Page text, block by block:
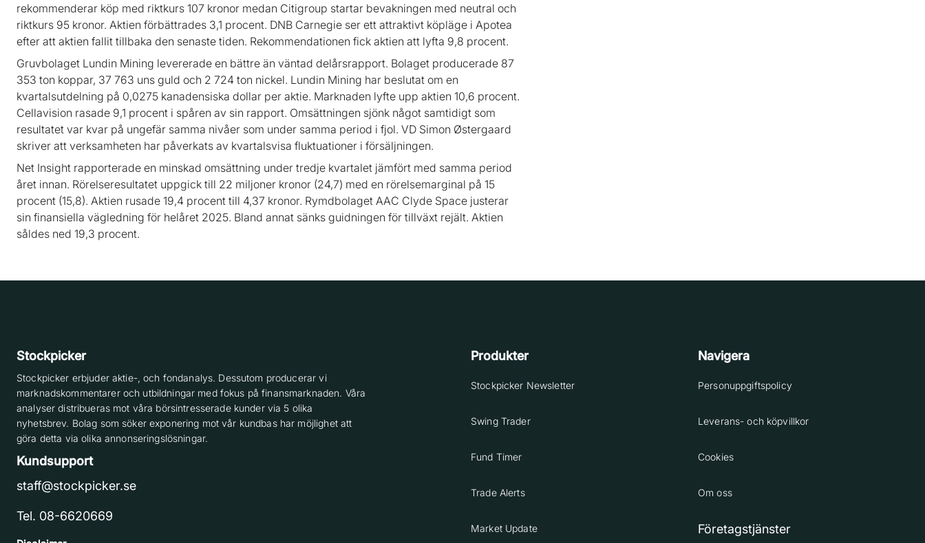
rekommenderar köp med riktkurs 107 kronor medan Citigroup startar bevakningen med neutral och
riktkurs 95 kronor. Aktien förbättrades 3,1 procent. DNB Carnegie ser ett attraktivt köpläge i Apotea
efter att aktien fallit tillbaka den senaste tiden. Rekommendationen fick aktien att lyfta 9,8 procent.
Gruvbolaget Lundin Mining levererade en bättre än väntad delårsrapport. Bolaget producerade 87
353 ton koppar, 37 763 uns guld och 2 724 ton nickel. Lundin Mining har beslutat om en
kvartalsutdelning på 0,0275 kanadensiska dollar per aktie. Marknaden lyfte upp aktien 10,6 procent.
Cellavision rasade 9,1 procent i spåren av sin rapport. Omsättningen sjönk något samtidigt som
resultatet var kvar på ungefär samma nivåer som under samma period i fjol. VD Simon Østergaard
skriver att verksamheten har påverkats av kvartalsvisa fluktuationer i försäljningen.
Net Insight rapporterade en minskad omsättning under tredje kvartalet jämfört med samma period
året innan. Rörelseresultatet uppgick till 22 miljoner kronor (24,7) med en rörelsemarginal på 15
procent (15,8). Aktien rusade 19,4 procent till 4,37 kronor. Rymdbolaget AAC Clyde Space justerar
sin finansiella vägledning för helåret 2025. Bland annat sänks guidningen för tillväxt rejält. Aktien
såldes ned 19,3 procent.
Stockpicker
Stockpicker erbjuder aktie-, och fondanalys. Dessutom producerar vi
marknadskommentarer och utbildningar med fokus på finansmarknaden. Våra
analyser distribueras mot våra börsintresserade kunder via 5 olika
nyhetsbrev. Bolag som söker exponering mot vår kundbas har möjlighet att
göra detta via olika annonseringslösningar.
Kundsupport
staff@stockpicker.se
Tel. 08-6620669
Produkter
Stockpicker Newsletter
Swing Trader
Fund Timer
Trade Alerts
Market Update
Navigera
Personuppgiftspolicy
Leverans- och köpvillkor
Cookies
Om oss
Företagstjänster